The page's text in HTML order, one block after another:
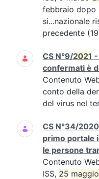
febbraio dopo
si...nazionale
precedente
CS N°9/2021 -
confermati è
Contenuto
conto della
del virus nel
CS N°34/
primo portale
le persone
Contenuto
ISS, 25 maggio